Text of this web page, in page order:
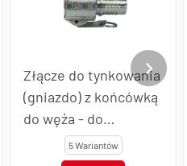
Złącze do tynkowania
(gniazdo) z końcówką
do węża - do
zaciskania tuleją
5 Wariantów